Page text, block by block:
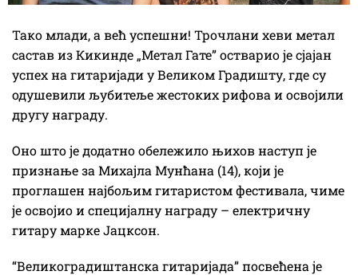
Тако млади, а већ успешни! Трочлани хеви метал
састав из Кикинде „Метал Гате” остварио је сјајан
успех на гитаријади у Великом Градишту, где су
одушевили љубитеље жестоких рифова и освојили
другу награду.
Оно што је додатно обележило њихов наступ је
признање за Михајла Мунћана (14), који је
проглашен најбољим гитаристом фестивала, чиме
је освојио и специјалну награду – електричну
гитару марке Јацксон.
“Великоградиштанска гитаријада” посвећена је